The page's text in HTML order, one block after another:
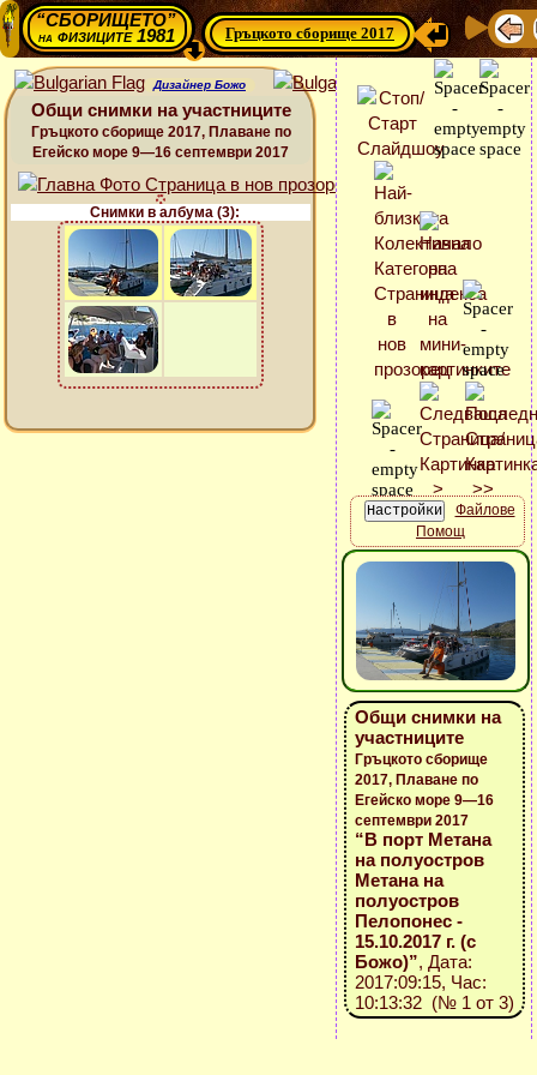
“СБОРИЩЕТО”
нафизиците 1981 Гръцкото сборище 2017
Дизайнер Божо
Общи снимки на участниците
Гръцкото сборище 2017, Плаване по
Егейско море 9—16 септември 2017
Снимки в албума (3):
Файлове
Помощ
Общи снимки на
участниците
Гръцкото сборище
2017, Плаване по
Егейско море 9—16
септември 2017
“В порт Метана
на полуостров
Метана на
полуостров
Пелопонес -
15.10.2017 г. (с
Божо)”, Дата:
2017:09:15, Час:
10:13:32 (№ 1 от 3)